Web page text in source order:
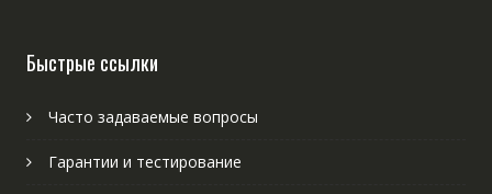
Быстрые ссылки
Часто задаваемые вопросы
Гарантии и тестирование